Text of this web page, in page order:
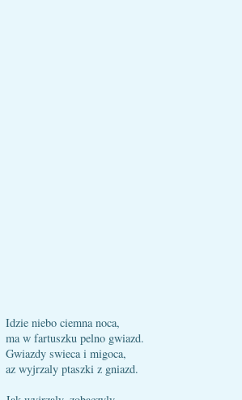
Idzie niebo ciemna noca,
ma w fartuszku pelno gwiazd.
Gwiazdy swieca i migoca,
az wyjrzaly ptaszki z gniazd.